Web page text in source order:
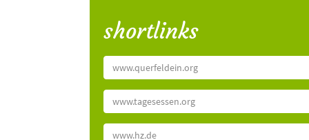
shortlinks
www.querfeldein.org
www.tagesessen.org
www.hz.de